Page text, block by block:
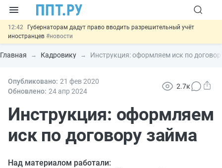
12:42
Губернаторам дадут право вводить разрешительный учёт
иностранцев #новости
12:05 ФНС изменит правила рассмотрения жалоб на налоговые
органы
#новости
10:48 Ужесточат наказание за мошенничество в отношении военных и
ветеранов#новости
для обучения ИИ
Главная Кадровику Инструкция: оформляем иск по
Опубликовано: 21 фев2020
Обновлено: 24 апр 2024
2.7к
Инструкция: оформляем
иск по договору займа
Над материалом работали: